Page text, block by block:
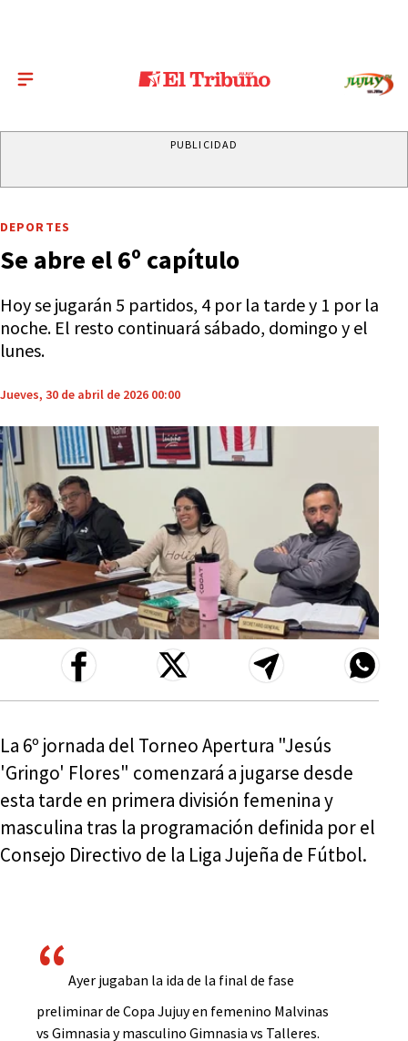
PUBLICIDAD
DEPORTES
Se abre el 6º capítulo
Hoy se jugarán 5 partidos, 4 por la tarde y 1 por la
noche. El resto continuará sábado, domingo y el
lunes.
Jueves, 30 de abril de 2026 00:00
La 6º jornada del Torneo Apertura "Jesús
'Gringo' Flores" comenzará a jugarse desde
esta tarde en primera división femenina y
masculina tras la programación definida por el
Consejo Directivo de la Liga Jujeña de Fútbol.
Ayer jugaban la ida de la final de fase
preliminar de Copa Jujuy en femenino Malvinas
vs Gimnasia y masculino Gimnasia vs Talleres.